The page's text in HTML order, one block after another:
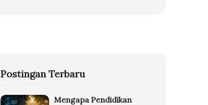
Postingan Terbaru
Mengapa Pendidikan